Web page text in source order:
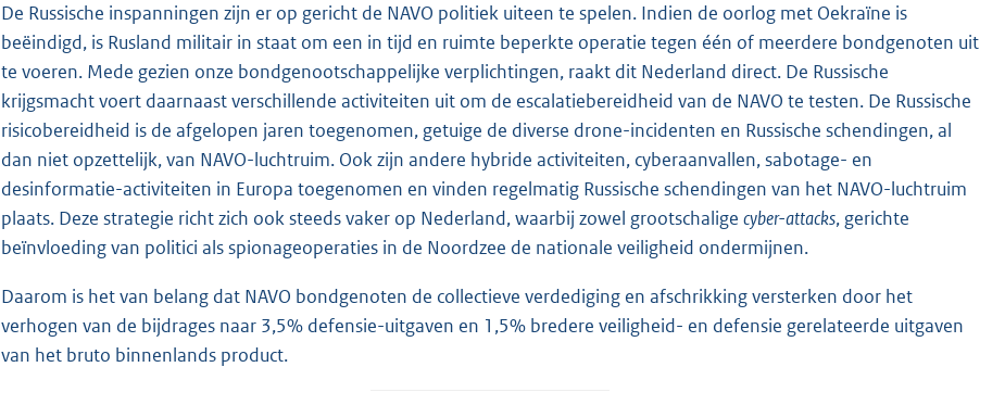
De Russische inspanningen zijn er op gericht de NAVO politiek uiteen te spelen. Indien de oorlog met Oekraïne is
beëindigd, is Rusland militair in staat om een in tijd en ruimte beperkte operatie tegen één of meerdere bondgenoten uit
te voeren. Mede gezien onze bondgenootschappelijke verplichtingen, raakt dit Nederland direct. De Russische
krijgsmacht voert daarnaast verschillende activiteiten uit om de escalatiebereidheid van de NAVO te testen. De Russische
risicobereidheid is de afgelopen jaren toegenomen, getuige de diverse drone-incidenten en Russische schendingen, al
dan niet opzettelijk, van NAVO-luchtruim. Ook zijn andere hybride activiteiten, cyberaanvallen, sabotage- en
desinformatie-activiteiten in Europa toegenomen en vinden regelmatig Russische schendingen van het NAVO-luchtruim
plaats. Deze strategie richt zich ook steeds vaker op Nederland, waarbij zowel grootschalige cyber-attacks, gerichte
beïnvloeding van politici als spionageoperaties in de Noordzee de nationale veiligheid ondermijnen.
Daarom is het van belang dat NAVO bondgenoten de collectieve verdediging en afschrikking versterken door het
verhogen van de bijdrages naar 3,5% defensie-uitgaven en 1,5% bredere veiligheid- en defensie gerelateerde uitgaven
van het bruto binnenlands product.